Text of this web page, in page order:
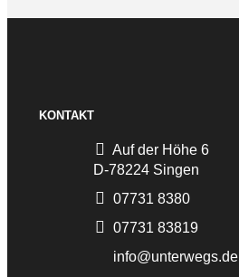
KONTAKT
Auf der Höhe 6
D-78224 Singen
07731 8380
07731 83819
info@unterwegs.de